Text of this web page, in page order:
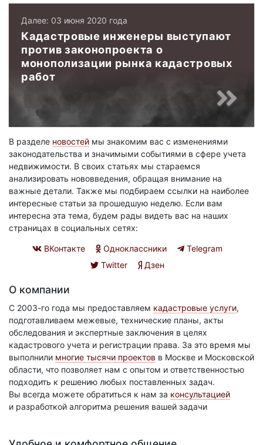
Далее: 03 июня 2020 года
Кадастровые инженеры выступают
против законопроекта о
монополизации рынка кадастровых
работ
В разделе новостей мы знакомим вас с изменениями
законодательства и значимыми событиями в сфере учета
недвижимости. В своих статьях мы стараемся
анализировать нововведения, обращая внимание на
важные детали. Также мы подбираем ссылки на наиболее
интересные статьи за прошедшую неделю. Если вам
интересна эта тема, будем рады видеть вас на наших
страницах в социальных сетях:
ВКонтакте Одноклассники
Telegram
Twitter
Дзен
О компании
С 2003-го года мы предоставляем кадастровые услуги,
подготавливаем межевые, технические планы, акты
обследования и экспертные заключения в целях
кадастрового учета и регистрации права. За это время мы
выполнили многие тысячи проектов в Москве и Московской
области, что позволяет нам с опытом и ответственностью
подходить к решению любых поставленных задач.
Вы всегда можете обратиться к нам за консультацией
и разработкой алгоритма решения вашей задачи